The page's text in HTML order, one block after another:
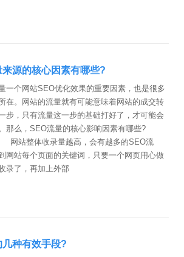
源的核心因素有哪些?
个网站SEO优化效果的重要因素，也是很多
在。网站的流量就有可能意味着网站的成交转
步，只有流量这一步的基础打好了，才可能会
那么，SEO流量的核心影响因素有哪些?
站整体收录量越高，会有越多的SEO流
网站每个页面的关键词，只要一个网页用心做
录了，再加上外部
种有效手段?